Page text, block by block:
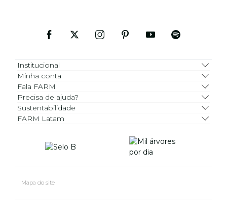
Institucional
Minha conta
Fala FARM
Precisa de ajuda?
Sustentabilidade
FARM Latam
Mapa do site